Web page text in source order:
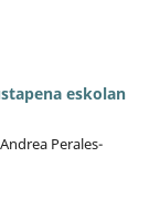
eskolan
Perales-